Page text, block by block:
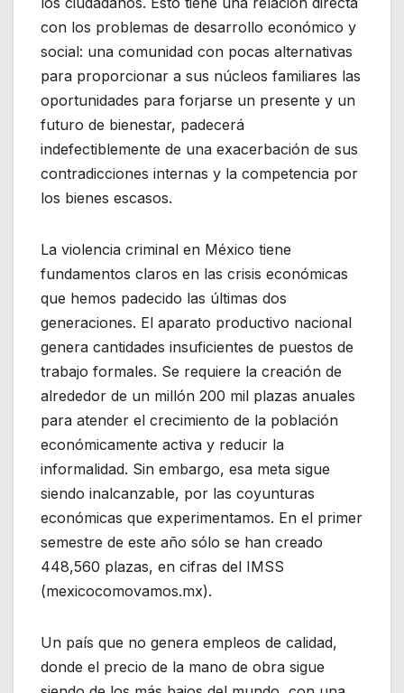
con los problemas de desarrollo económico y
social: una comunidad con pocas alternativas
para proporcionar a sus núcleos familiares las
oportunidades para forjarse un presente y un
futuro de bienestar, padecerá
indefectiblemente de una exacerbación de sus
contradicciones internas y la competencia por
los bienes escasos.
La violencia criminal en México tiene
fundamentos claros en las crisis económicas
que hemos padecido las últimas dos
generaciones. El aparato productivo nacional
genera cantidades insuficientes de puestos de
trabajo formales. Se requiere la creación de
alrededor de un millón 200 mil plazas anuales
para atender el crecimiento de la población
económicamente activa y reducir la
informalidad. Sin embargo, esa meta sigue
siendo inalcanzable, por las coyunturas
económicas que experimentamos. En el primer
semestre de este año sólo se han creado
448,560 plazas, en cifras del IMSS
(mexicocomovamos.mx).
Un país que no genera empleos de calidad,
donde el precio de la mano de obra sigue